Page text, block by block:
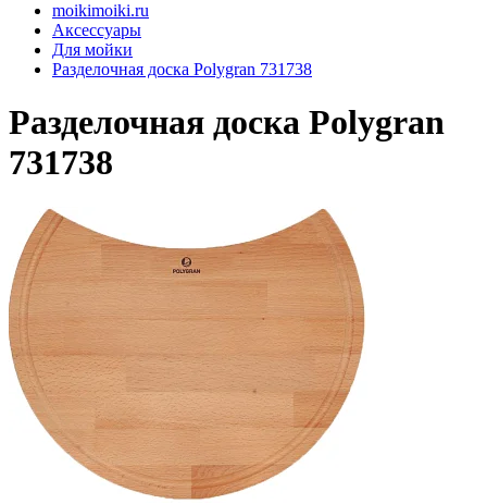
moikimoiki.ru
Аксессуары
Для мойки
Разделочная доска Polygran 731738
Разделочная доска Polygran
731738